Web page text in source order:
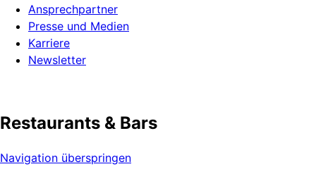
Ansprechpartner
Presse und Medien
Karriere
Newsletter
Restaurants & Bars
Navigation überspringen